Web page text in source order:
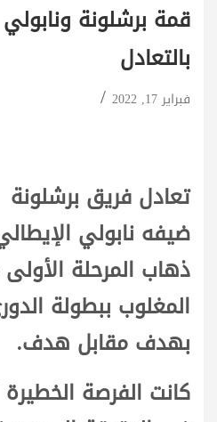
قمة برشلونة
بالتعادل
فبراير 17, 2022
تعادل فريق
ضيفه نابولي
ذهاب المرحلة
المغلوب ببطولة
بهدف مقابل هدف.
كانت الفرصة الخطيرة